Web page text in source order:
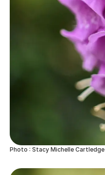
Photo : Stacy Michelle Cartledge